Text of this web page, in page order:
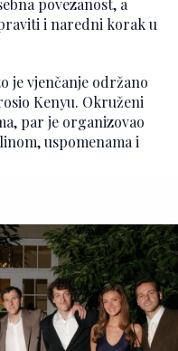
povezanost, a
i naredni korak u
je vjenčanje održano
Kenyu. Okruženi
par je organizovao
uspomenama i